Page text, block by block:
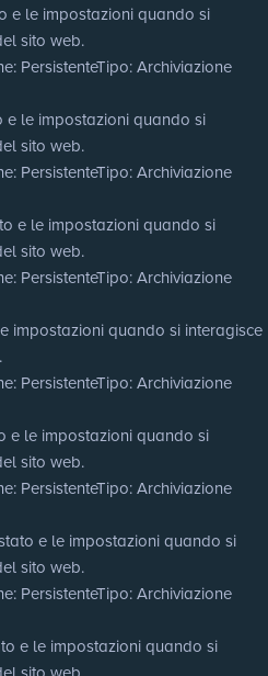
e le impostazioni quando si
sito web.
: PersistenteTipo: Archiviazione
e le impostazioni quando si
sito web.
: PersistenteTipo: Archiviazione
e le impostazioni quando si
sito web.
: PersistenteTipo: Archiviazione
impostazioni quando si interagisce
: PersistenteTipo: Archiviazione
e le impostazioni quando si
sito web.
: PersistenteTipo: Archiviazione
e le impostazioni quando si
sito web.
: PersistenteTipo: Archiviazione
e le impostazioni quando si